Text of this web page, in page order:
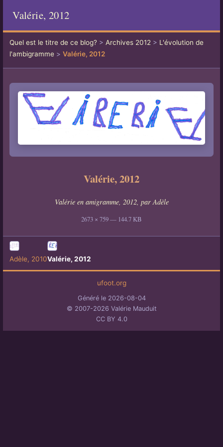
Valérie, 2012
Quel est le titre de ce blog?> Archives 2012 > L'évolution de
l'ambigramme> Valérie, 2012
Valérie, 2012
Valérie en amigramme, 2012, par Adèle
2673 × 759 — 144.7 KB
Adèle, 2010Valérie, 2012
ufoot.org
Généré le 2026-08-04
© 2007-2026 Valérie Mauduit
CC BY 4.0